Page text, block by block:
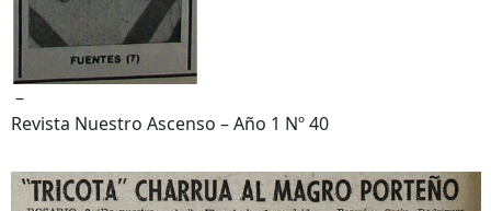
–
Revista Nuestro Ascenso – Año 1 Nº 40